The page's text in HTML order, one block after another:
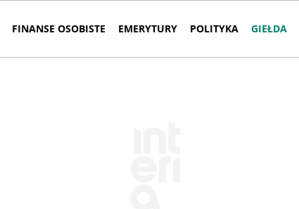
FINANSE OSOBISTE EMERYTURY POLITYKA GIEŁDA